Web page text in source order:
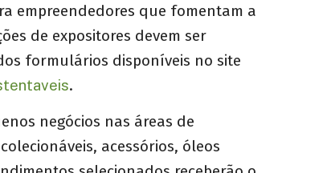
empreendedores que fomentam a
de expositores devem ser
formulários disponíveis no site
.
negócios nas áreas de
acessórios, óleos